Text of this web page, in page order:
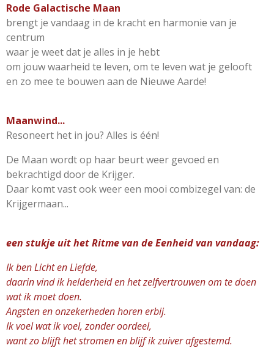
Rode Galactische Maan
brengt je vandaag in de kracht en harmonie van je
centrum
waar je weet dat je alles in je hebt
om jouw waarheid te leven, om te leven wat je gelooft
en zo mee te bouwen aan de Nieuwe Aarde!
Maanwind...
Resoneert het in jou? Alles is één!
De Maan wordt op haar beurt weer gevoed en
bekrachtigd door de Krijger.
Daar komt vast ook weer een mooi combizegel van: de
Krijgermaan...
een stukje uit het Ritme van de Eenheid van vandaag:
Ik ben Licht en Liefde,
daarin vind ik helderheid en het zelfvertrouwen om te doen
wat ik moet doen.
Angsten en onzekerheden horen erbij.
Ik voel wat ik voel, zonder oordeel,
want zo blijft het stromen en blijf ik zuiver afgestemd.